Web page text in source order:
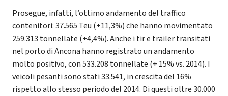
Prosegue, infatti, l’ottimo andamento del traffico
contenitori: 37.565 Teu (+11,3%) che hanno movimentato
259.313 tonnellate (+4,4%). Anche i tir e trailer transitati
nel porto di Ancona hanno registrato un andamento
molto positivo, con 533.208 tonnellate (+ 15% vs. 2014). I
veicoli pesanti sono stati 33.541, in crescita del 16%
rispetto allo stesso periodo del 2014. Di questi oltre 30.000